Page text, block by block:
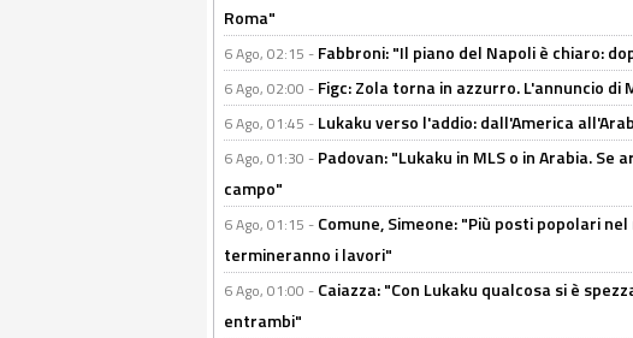
Roma"
6 Ago, 02:15 - Fabbroni: "Il piano del Napoli è chiaro:
6 Ago, 02:00 - Figc: Zola torna in azzurro. L'annuncio
6 Ago, 01:45 - Lukaku verso l'addio: dall'America
6 Ago, 01:30 - Padovan: "Lukaku in MLS o in Arabia.
campo"
6 Ago, 01:15 - Comune, Simeone: "Più posti popolari
termineranno i lavori"
6 Ago, 01:00 - Caiazza: "Con Lukaku qualcosa si è
entrambi"